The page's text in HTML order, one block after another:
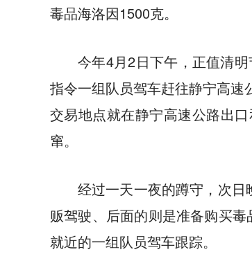
毒品海洛因1500克。
今年4月2日下午，正值清
指令一组队员驾车赶往静宁高
交易地点就在静宁高速公路出
窜。
经过一天一夜的蹲守，次
贩驾驶、后面的则是准备购买
就近的一组队员驾车跟踪。